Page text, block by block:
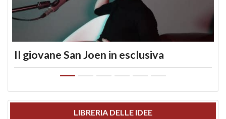
Il giovane San Joen in esclusiva
LIBRERIA DELLE IDEE